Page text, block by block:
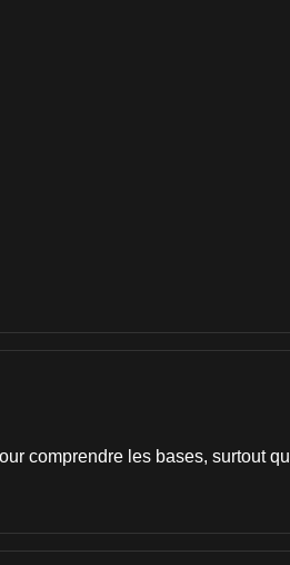
comprendre les bases, surtout